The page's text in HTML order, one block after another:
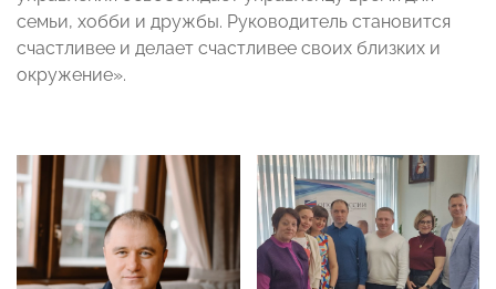
семьи, хобби и дружбы. Руководитель становится
счастливее и делает счастливее своих близких и
окружение».